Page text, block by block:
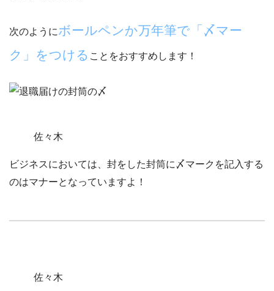
次のように ボールペンか万年筆で「〆マー
ク」をつける ことをおすすめします！
佐々木
ビジネスにおいては、封をした封筒に〆マークを記入する
のはマナーとなっていますよ！
佐々木